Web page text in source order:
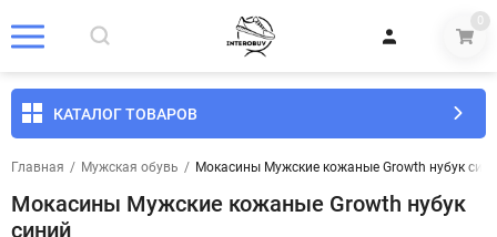
0
КАТАЛОГ ТОВАРОВ
Главная / Мужская обувь / Мокасины Мужские кожаные Growth нубук
Мокасины Мужские кожаные Growth нубук
синий